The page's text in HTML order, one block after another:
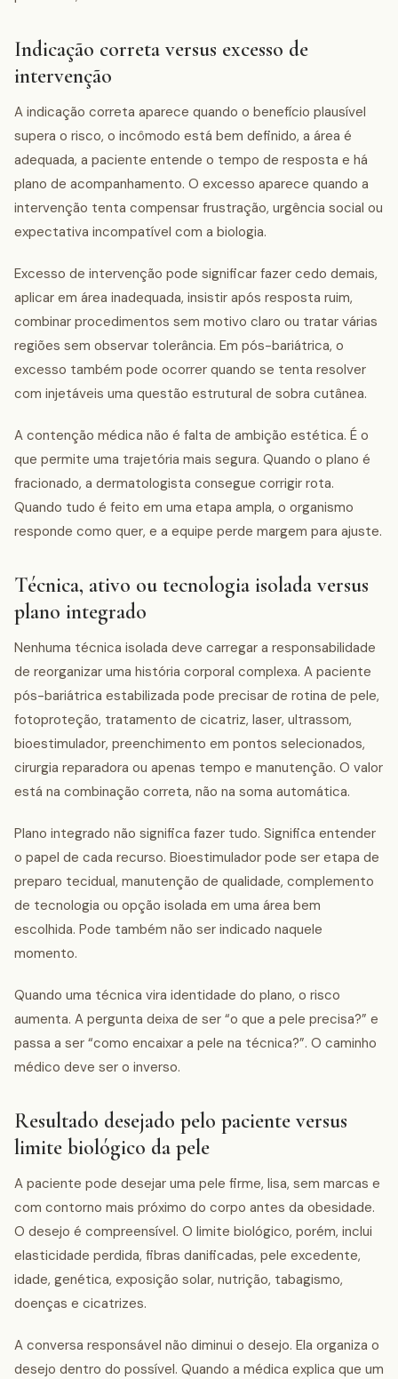
Indicação correta versus excesso de
intervenção
A indicação correta aparece quando o benefício plausível
supera o risco, o incômodo está bem definido, a área é
adequada, a paciente entende o tempo de resposta e há
plano de acompanhamento. O excesso aparece quando a
intervenção tenta compensar frustração, urgência social ou
expectativa incompatível com a biologia.
Excesso de intervenção pode significar fazer cedo demais,
aplicar em área inadequada, insistir após resposta ruim,
combinar procedimentos sem motivo claro ou tratar várias
regiões sem observar tolerância. Em pós-bariátrica, o
excesso também pode ocorrer quando se tenta resolver
com injetáveis uma questão estrutural de sobra cutânea.
A contenção médica não é falta de ambição estética. É o
que permite uma trajetória mais segura. Quando o plano é
fracionado, a dermatologista consegue corrigir rota.
Quando tudo é feito em uma etapa ampla, o organismo
responde como quer, e a equipe perde margem para ajuste.
Técnica, ativo ou tecnologia isolada versus
plano integrado
Nenhuma técnica isolada deve carregar a responsabilidade
de reorganizar uma história corporal complexa. A paciente
pós-bariátrica estabilizada pode precisar de rotina de pele,
fotoproteção, tratamento de cicatriz, laser, ultrassom,
bioestimulador, preenchimento em pontos selecionados,
cirurgia reparadora ou apenas tempo e manutenção. O valor
está na combinação correta, não na soma automática.
Plano integrado não significa fazer tudo. Significa entender
o papel de cada recurso. Bioestimulador pode ser etapa de
preparo tecidual, manutenção de qualidade, complemento
de tecnologia ou opção isolada em uma área bem
escolhida. Pode também não ser indicado naquele
momento.
Quando uma técnica vira identidade do plano, o risco
aumenta. A pergunta deixa de ser “o que a pele precisa?” e
passa a ser “como encaixar a pele na técnica?”. O caminho
médico deve ser o inverso.
Resultado desejado pelo paciente versus
limite biológico da pele
A paciente pode desejar uma pele firme, lisa, sem marcas e
com contorno mais próximo do corpo antes da obesidade.
O desejo é compreensível. O limite biológico, porém, inclui
elasticidade perdida, fibras danificadas, pele excedente,
idade, genética, exposição solar, nutrição, tabagismo,
doenças e cicatrizes.
A conversa responsável não diminui o desejo. Ela organiza o
desejo dentro do possível. Quando a médica explica que um